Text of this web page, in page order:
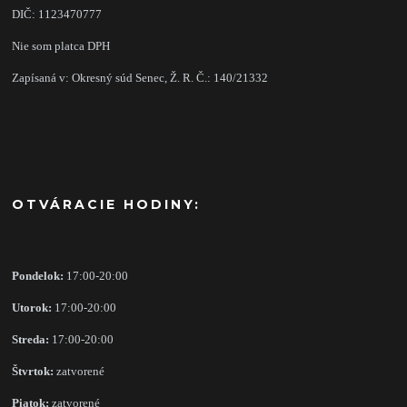
DIČ: 1123470777
Nie som platca DPH
Zapísaná v: Okresný súd Senec, Ž. R. Č.: 140/21332
OTVÁRACIE HODINY:
Pondelok: 17:00-20:00
Utorok: 17:00-20:00
Streda: 17:00-20:00
Štvrtok: zatvorené
Piatok: zatvorené